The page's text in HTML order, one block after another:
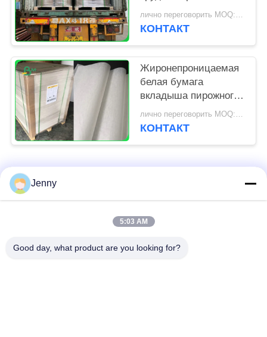
обломоков
Uncoated отбеленного
бумажного для
лично переговорить MOQ:1 тонна
КОНТАКТ
Жиронепроницаемая
белая бумага
вкладыша пирожного
для кухни пекарни
оборудует 31 - 38гсм
лично переговорить MOQ:1 тонна для общего размера & 10 тонн для особенного размера
КОНТАКТ
Популярные категории
коричневый крен
Jenny
5:03 AM
Good day, what product are you looking for?